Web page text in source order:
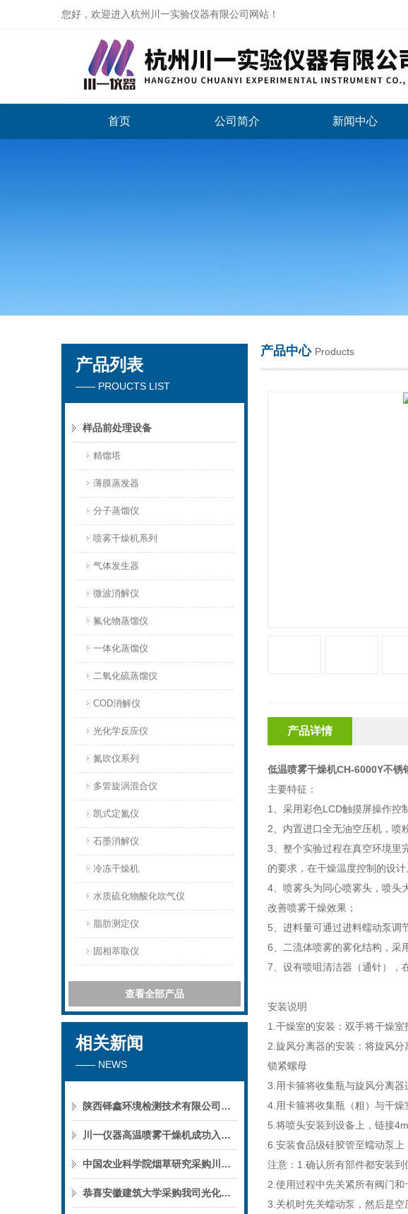
您好，欢迎进入杭州川一实验仪器有限公司网站！
杭州川一实验仪器有限公司
首页 公司简介 新闻中心
产品列表
—— PROUCTS LIST
样品前处理设备
精馏塔
薄膜蒸发器
分子蒸馏仪
喷雾干燥机系列
气体发生器
微波消解仪
氟化物蒸馏仪
一体化蒸馏仪
二氧化硫蒸馏仪
COD消解仪
光化学反应仪
氮吹仪系列
多管旋涡混合仪
凯式定氮仪
石墨消解仪
冷冻干燥机
水质硫化物酸化吹气仪
脂肪测定仪
固相萃取仪
查看全部产品
相关新闻
—— NEWS
陕西铎鑫环境检测技术有限公司采购我司全自动液液萃取仪
川一仪器高温喷雾干燥机成功入驻鄱阳职业学院，助力职业教育实训平台升级
中国农业科学院烟草研究采购川一仪器喷雾干燥机
恭喜安徽建筑大学采购我司光化学反应仪
产品中心 Products
产品详情
低温喷雾干燥机CH-6000Y不锈
主要特征：
1、采用彩色LCD触摸屏操作控
2、内置进口全无油空压机，喷
3、整个实验过程在真空环境里
的要求，在干燥温度控制的设
4、喷雾头为同心喷雾头，喷头
改善喷雾干燥效果；
5、进料量可通过进料蠕动泵调
6、二流体喷雾的雾化结构，采
7、设有喷咀清洁器（通针），
安装说明
1.干燥室的安装：双手将干燥
2.旋风分离器的安装：将旋风
锁紧螺母
3.用卡箍将收集瓶与旋风分离器
4.用卡箍将收集瓶（粗）与干燥
5.将喷头安装到设备上，链接
6.安装食品级硅胶管至蠕动泵上
注意：1.确认所有部件都安装到
2.使用过程中先关紧所有阀门
3.关机时先关蠕动泵，然后是